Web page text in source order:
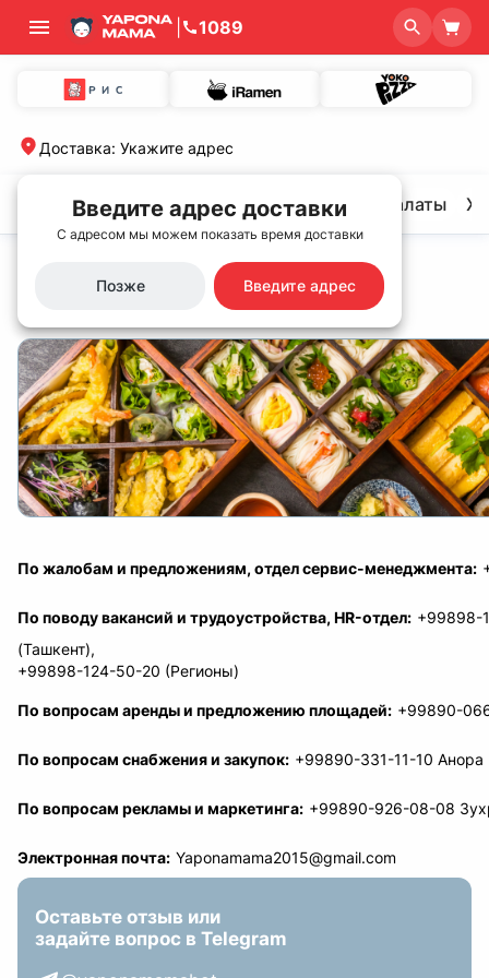
1089
Доставка: Укажите адрес
Хит продаж🌟 Сеты Роллы и суши Салаты
Контакты
По жалобам и предложениям, отдел сервис-менеджмента:
По поводу вакансий и трудоустройства, HR-отдел: +99898-
(Ташкент),
+99898-124-50-20 (Регионы)
По вопросам аренды и предложению площадей: +99890-
По вопросам снабжения и закупок: +99890-331-11-10 Анора
По вопросам рекламы и маркетинга: +99890-926-08-08
Электронная почта: Yaponamama2015@gmail.com
Оставьте отзыв или
задайте вопрос в Telegram
Введите адрес доставки
С адресом мы можем показать время доставки
Позже Введите адрес